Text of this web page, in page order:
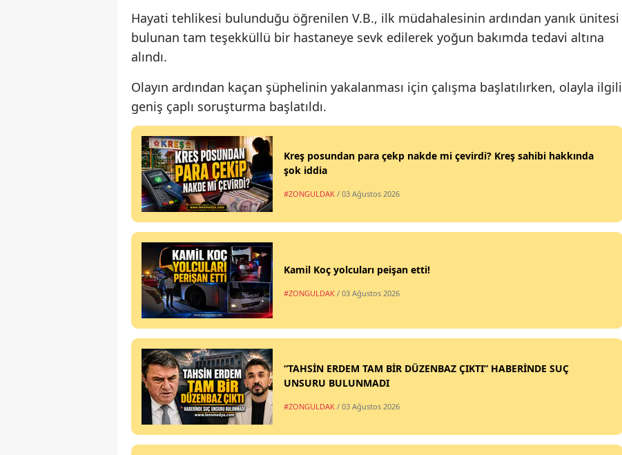
Hayati tehlikesi bulunduğu öğrenilen V.B., ilk müdahalesinin ardından yanık ünitesi
bulunan tam teşekküllü bir hastaneye sevk edilerek yoğun bakımda tedavi altına
alındı.
Olayın ardından kaçan şüphelinin yakalanması için çalışma başlatılırken, olayla ilgili
geniş çaplı soruşturma başlatıldı.
Kreş posundan para çekp nakde mi çevirdi? Kreş sahibi hakkında
şok iddia
#ZONGULDAK / 03 Ağustos 2026
Kamil Koç yolcuları peişan etti!
#ZONGULDAK / 03 Ağustos 2026
“TAHSİN ERDEM TAM BİR DÜZENBAZ ÇIKTI” HABERİNDE SUÇ
UNSURU BULUNMADI
#ZONGULDAK / 03 Ağustos 2026